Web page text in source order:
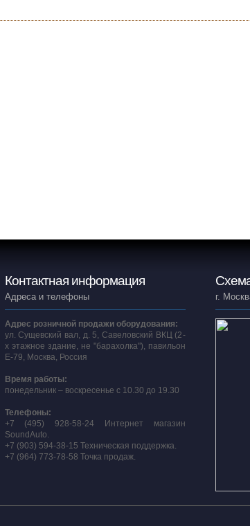
Контактная информация
Адреса и телефоны
Адрес розничной продажи оборудования:
ул. Сущевский вал, д. 5, Савеловский ВКЦ (2-
х этажное здание, не "барахолка"), павильон
E-79, Москва, Россия
Время работы:
понедельник – воскресенье с 10.30 до 19.30
Телефоны:
+7 (495) 928-58-24 Интернет магазин
SoundAuto.
+7 (903) 594-38-15 Техническая поддержка.
+7 (964) 773-78-58 Точка продаж.
г.